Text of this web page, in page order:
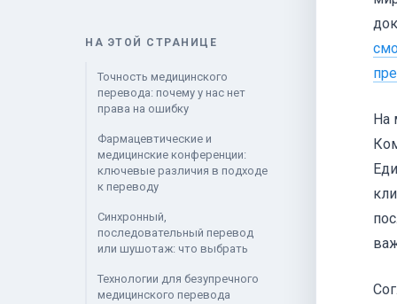
НА ЭТОЙ СТРАНИЦЕ
Точность медицинского
перевода: почему у нас нет
права на ошибку
Фармацевтические и
медицинские конференции:
ключевые различия в подходе
к переводу
Синхронный,
последовательный перевод
или шушотаж: что выбрать
Технологии для безупречного
медицинского перевода
На